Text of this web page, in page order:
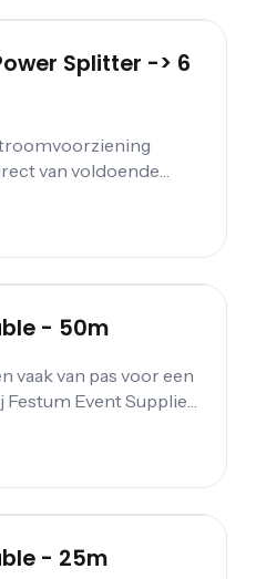
Splitter -> 6
van voldoende
kun je deze 16
- 50m
vaak van pas voor een
Event Supplies
- 25m